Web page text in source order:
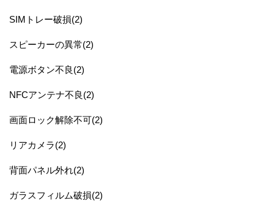
SIMトレー破損(2)
スピーカーの異常(2)
電源ボタン不良(2)
NFCアンテナ不良(2)
画面ロック解除不可(2)
リアカメラ(2)
背面パネル外れ(2)
ガラスフィルム破損(2)